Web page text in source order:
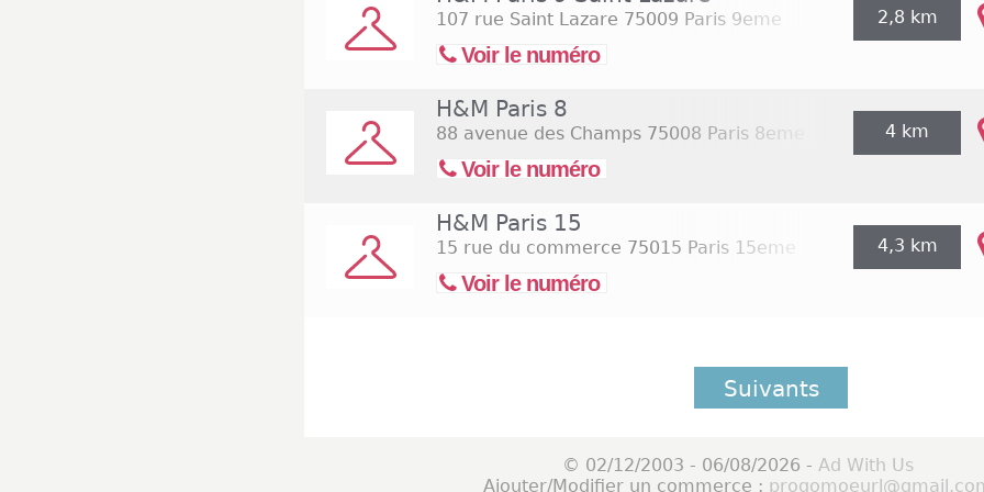
107 rue Saint Lazare 75009 Paris 9eme
Voir le numéro
2,8 km
H&M Paris 8
88 avenue des Champs 75008 Paris 8eme
Voir le numéro
4 km
H&M Paris 15
15 rue du commerce 75015 Paris 15eme
Voir le numéro
4,3 km
Suivants
© 02/12/2003 - 06/08/2026 - Ad With Us
Ajouter/Modifier un commerce :